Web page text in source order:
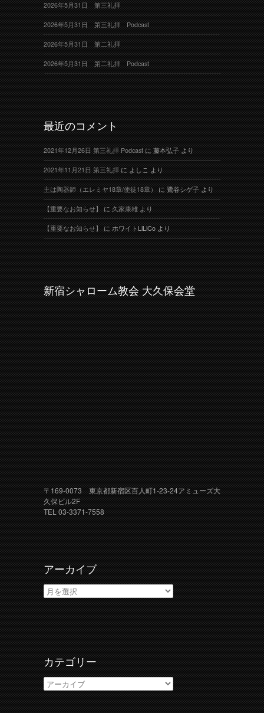
2026年5月31日 第三礼拝
2026年5月31日 第三礼拝 Podcast
2026年5月31日 第二礼拝
2026年5月31日 第二礼拝 Podcast
最近のコメント
2021年12月26日 第三礼拝 Podcastに藤本弘子より
2021年11月21日 第三礼拝によしこより
主は陶器師（エレミヤ18章/使徒18章）に鷺谷シゲ子より
【重要なお知らせ】に久家康雄より
【重要なお知らせ】にホワイトLiLiCoより
新宿シャローム教会 大久保会堂
〒169-0073 東京都新宿区百人町1-23-24アミューズ大
久保ビル2F
TEL 03-3371-7558
アーカイブ
ア
ー
カ
イ
ブ
カテゴリー
カ
テ
ゴ